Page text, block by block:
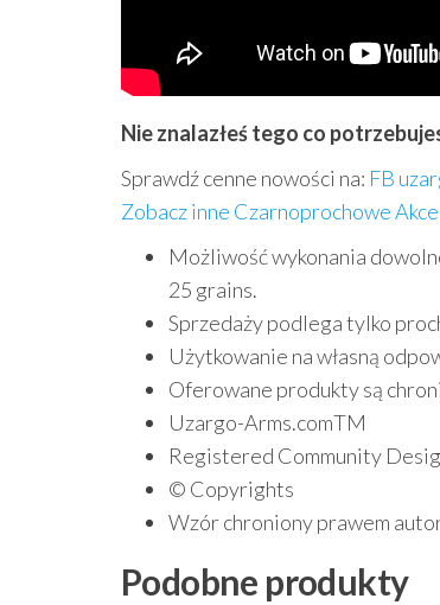
Nie znalazłeś tego co
Sprawdź cenne nowości na: FB
Zobacz inne Czarnoprochowe
Możliwość wykonania
25 grains.
Sprzedaży podlega tylko
Użytkowanie na własną
Oferowane produkty są
Uzargo-Arms.comTM
Registered Community
© Copyrights
Wzór chroniony prawem
Podobne produkty